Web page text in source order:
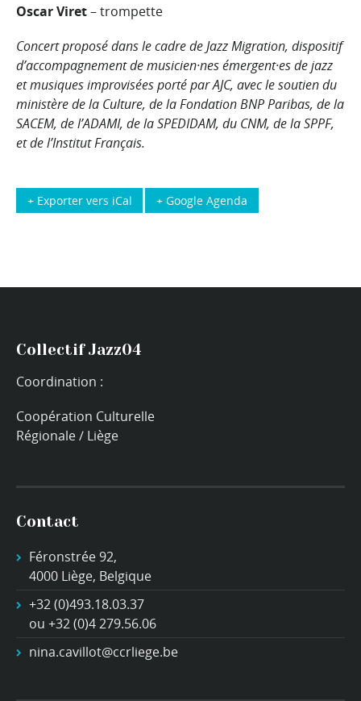
Oscar Viret– trompette
Concert proposé dans le cadre de Jazz Migration, dispositif
d’accompagnement de musicien·nes émergent·es de jazz
et musiques improvisées porté par AJC, avec le soutien du
ministère de la Culture, de la Fondation BNP Paribas, de la
SACEM, de l’ADAMI, de la SPEDIDAM, du CNM, de la SPPF,
et de l’Institut Français.
+ Google Agenda
+ Exporter vers iCal
Collectif Jazz04
Coordination :
Coopération Culturelle
Régionale / Liège
Contact
Féronstrée 92,
4000 Liège, Belgique
+32 (0)493.18.03.37
ou +32 (0)4 279.56.06
nina.cavillot@ccrliege.be